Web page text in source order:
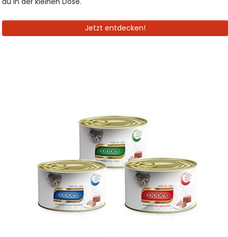
Jetzt entdecken!